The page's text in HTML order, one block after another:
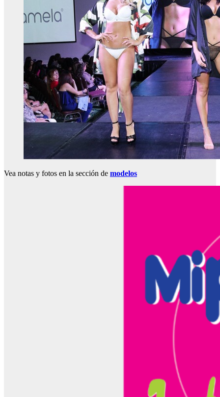
Vea notas y fotos en la sección de modelos